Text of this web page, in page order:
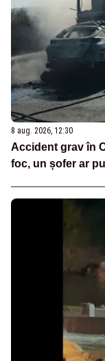
8 aug. 2026, 12:30
Accident grav în
foc, un șofer ar